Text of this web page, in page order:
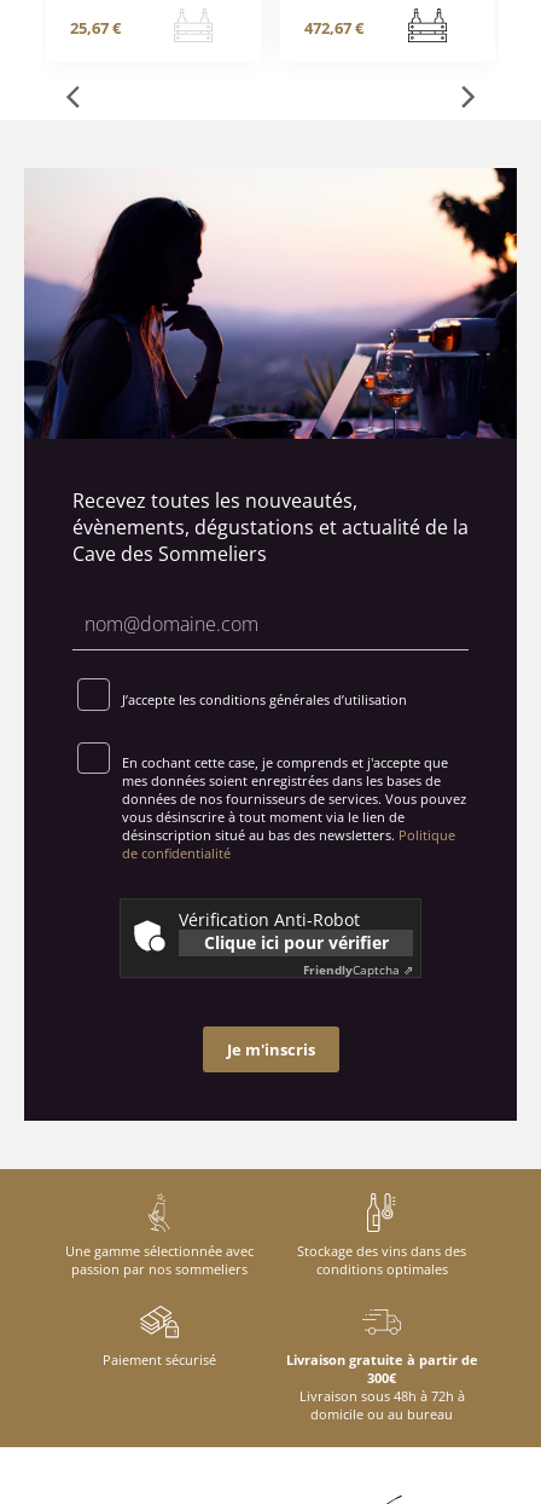
25,67 € 472,67 €
Recevez toutes les nouveautés,
évènements, dégustations et actualité de la
Cave des Sommeliers
J’accepte les conditions générales d’utilisation
En cochant cette case, je comprends et j'accepte que
mes données soient enregistrées dans les bases de
données de nos fournisseurs de services. Vous pouvez
vous désinscrire à tout moment via le lien de
désinscription situé au bas des newsletters. Politique
de confidentialité
Vérification Anti-Robot
Clique ici pour vérifier
FriendlyCaptcha ⇗
Je m'inscris
Une gamme sélectionnée avec
passion par nos sommeliers
Stockage des vins dans des
conditions optimales
Paiement sécurisé
Livraison gratuite à partir de
300€
Livraison sous 48h à 72h à
domicile ou au bureau